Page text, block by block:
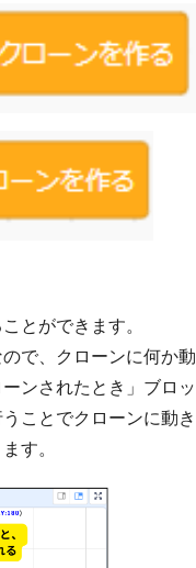
とができます。
で、クローンに何か動
ンされたとき」ブロッ
ことでクローンに動き
す。